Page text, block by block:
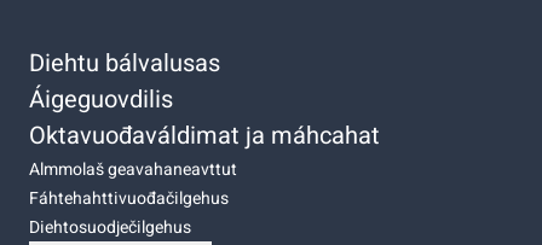
Diehtu bálvalusas
Áigeguovdilis
Oktavuođaváldimat ja máhcahat
Almmolaš geavahaneavttut
Fáhtehahttivuođačilgehus
Diehtosuodječilgehus